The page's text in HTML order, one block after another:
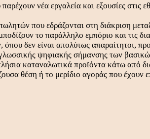
νέα εργαλεία και εξουσίες στις
που εδράζονται στη διάκριση
το παράλληλο εμπόριο και τις
δεν είναι απολύτως απαραίτητοι,
ψηφιακής σήμανσης των
καταναλωτικά προϊόντα κάτω από
θέση ή το μερίδιο αγοράς που έχουν